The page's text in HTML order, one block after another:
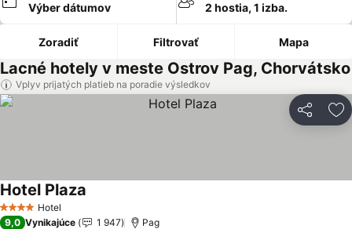
Výber dátumov 2 hostia, 1 izba.
Zoradiť Filtrovať Mapa
Lacné hotely v meste Ostrov Pag, Chorvátsko
Vplyv prijatých platieb na poradie výsledkov
Zdieľať
4 Počet hviezdičiek
Hotel
Hotel Plaza
9,0 Vynikajúce 1 947 Pag